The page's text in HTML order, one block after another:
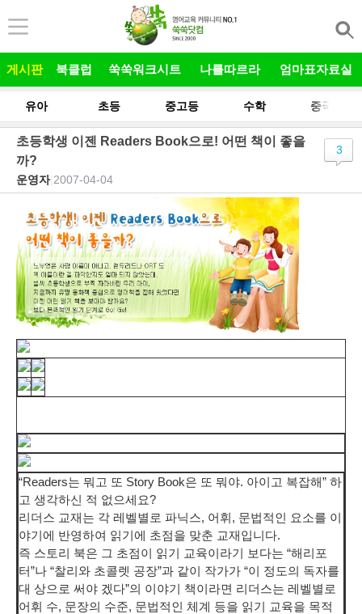
게시판 북클럽 쑥쑥워크시트 나를따르라 엄마표자료실
유아 초등 중고등 수학 중국어
초등학생 이젠 Readers Book으로! 어떤 책이 좋을
까?
운영자| 2007-04-04
3
“Readers는 뭐고 또 Story Book은 또 뭐야. 아이고 복잡해” 하
고 생각하신 적 없으세요?
리더스 교재는 각 레벨별로 파닉스, 어휘, 문법적인 요소를 이
야기에 반영하여 읽기에 초점을 맞춘 교재입니다.
즉 스토리 북은 그 초점이 읽기 교육이라기 보다는 “해리포
터”나 “찰리와 초콜렛 공장”과 같이 작가가 “이 정도의 독자를
대 상으로 써야 겠다”의 이야기 책이라면 리더스는 레벨별로
어휘 수, 문장의 수준, 문법적인 체계 등을 읽기 교육을 목적